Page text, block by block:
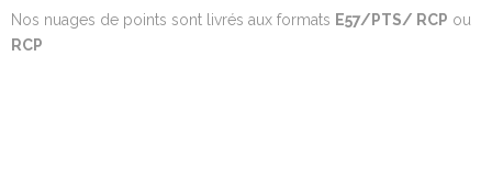
Nos nuages de points sont livrés aux formats E57/PTS/ RCP ou
RCP